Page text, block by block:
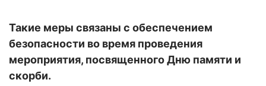
Такие меры связаны с обеспечением
безопасности во время проведения
мероприятия, посвященного Дню памяти и
скорби.